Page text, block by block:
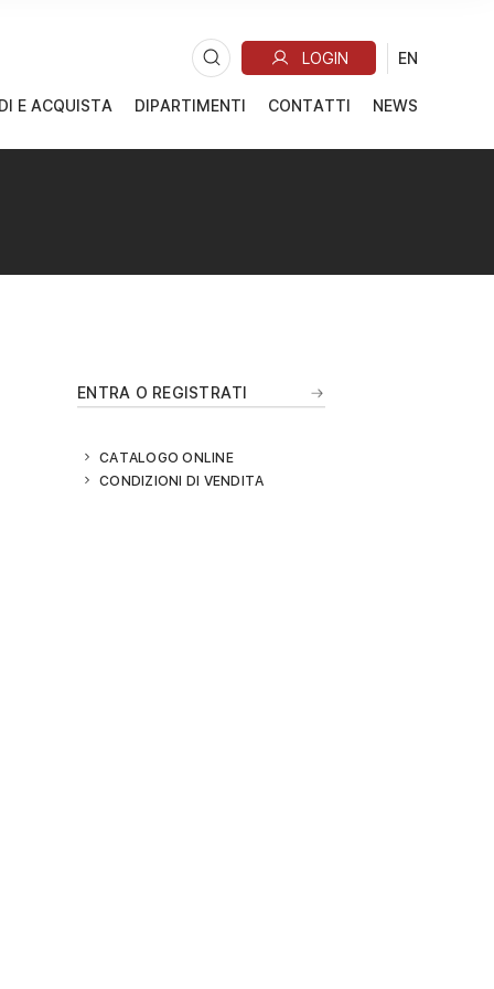
E ACQUISTA DIPARTIMENTI CONTATTI NEWS
ENTRA O REGISTRATI
CATALOGO ONLINE
CONDIZIONI DI VENDITA